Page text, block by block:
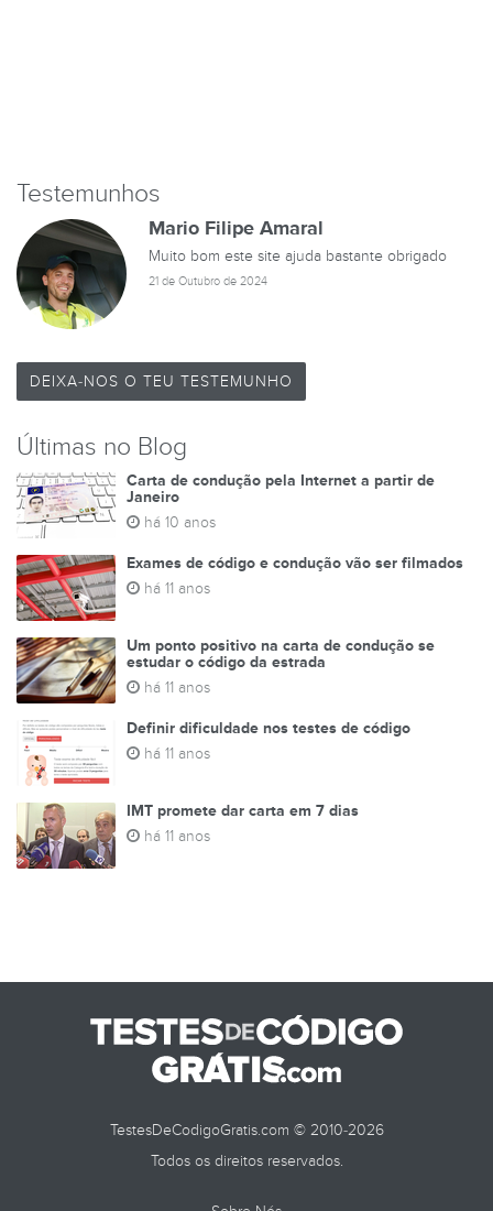
Testemunhos
Mario Filipe Amaral
Muito bom este site ajuda bastante obrigado
21 de Outubro de 2024
DEIXA-NOS O TEU TESTEMUNHO
Últimas no Blog
Carta de condução pela Internet a partir de
Janeiro
há 10 anos
Exames de código e condução vão ser filmados
há 11 anos
Um ponto positivo na carta de condução se
estudar o código da estrada
há 11 anos
Definir dificuldade nos testes de código
há 11 anos
IMT promete dar carta em 7 dias
há 11 anos
TestesDeCodigoGratis.com © 2010-2026
Todos os direitos reservados.